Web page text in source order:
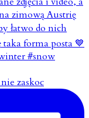
zaskoc